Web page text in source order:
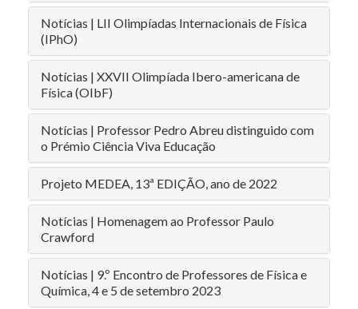
Notícias | LII Olimpíadas Internacionais de Física
(IPhO)
Notícias | XXVII Olimpíada Ibero-americana de
Física (OIbF)
Notícias | Professor Pedro Abreu distinguido com
o Prémio Ciência Viva Educação
Projeto MEDEA, 13ª EDIÇÃO, ano de 2022
Notícias | Homenagem ao Professor Paulo
Crawford
Notícias | 9.º Encontro de Professores de Física e
Química, 4 e 5 de setembro 2023